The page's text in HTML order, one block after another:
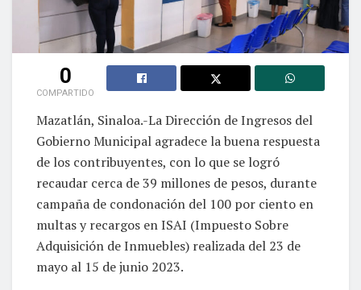
0
COMPARTIDO
Mazatlán, Sinaloa.-La Dirección de Ingresos del
Gobierno Municipal agradece la buena respuesta
de los contribuyentes, con lo que se logró
recaudar cerca de 39 millones de pesos, durante
campaña de condonación del 100 por ciento en
multas y recargos en ISAI (Impuesto Sobre
Adquisición de Inmuebles) realizada del 23 de
mayo al 15 de junio 2023.